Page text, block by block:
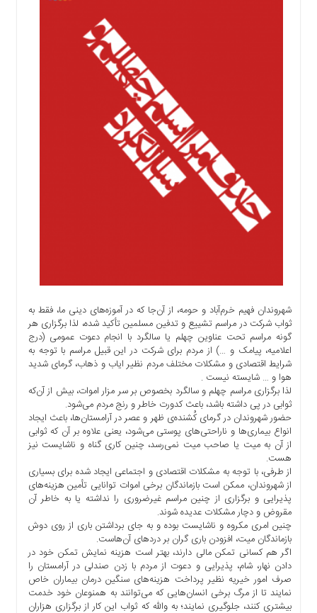
دسترسی
برگه
نمونه
تعرفه
درباره
اخبار
سایت
ارتباط
برگه
نمونه
تعرفه
درباره
شهروندان فهیم خرم‌آباد و حومه، از آن‌جا که در آموزه‌های دینی ما، فقط به
ثواب شرکت در مراسم تشییع و تدفین مسلمین تأکید شده، لذا برگزاری هر
گونه مراسم تحت عناوین چهلم یا سالگرد با انجام دعوت عمومی (درج
اعلامیه، پیامک و …) از مردم برای شرکت در این قبیل مراسم با توجه به
شرایط اقتصادی و مشکلات مختلف مردم نظیر ایاب و ذهاب، گرمای شدید
هوا و … شایسته نیست .
لذا برگزاری مراسم چهلم و سالگرد بخصوص بر سر مزار اموات، بیش از آن‌که
ثوابی در پی داشته باشد، باعث کدورت خاطر و رنج مردم می‌شود.
حضور شهروندان در گرمای کُشنده‌ی ظهر و عصر در آرامستان‌ها، باعث ایجاد
انواع بیماری‌ها و ناراحتی‌های پوستی می‌شود، یعنی علاوه بر آن که ثوابی
از آن به میت یا صاحب میت نمی‌رسد، چنین کاری گناه و ناشایست نیز
هست.
از طرفی، با توجه به مشکلات اقتصادی و اجتماعی ایجاد شده برای بسیاری
از شهروندان، ممکن است بازماندگان برخی اموات توانایی تأمین هزینه‌های
پذیرایی و برگزاری از چنین مراسم غیرضروری را نداشته یا به خاطر آن
مقروض و دچار مشکلات عدیده شوند.
چنین امری مکروه و ناشایست بوده و به جای برداشتن باری از روی دوش
بازماندگان میت، افزودن باری گران بر دردهای آن‌هاست.
اگر هم کسانی تمکن مالی دارند، بهتر است هزینه نمایش تمکن خود در
دادن نهار، شام، پذیرایی و دعوت از مردم با زدن صندلی در آرامستان را
صرف امور خیریه نظیر پرداخت هزینه‌های سنگین درمان بیماران خاص
نمایند تا از مرگ برخی انسان‌هایی که می‌توانند به همنوعان خود خدمت
بیشتری کنند، جلوگیری نمایند؛ به والله که ثواب این کار از برگزاری هزاران